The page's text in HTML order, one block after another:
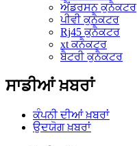
ਐਂਡਰਸਨ ਕੁਨੈਕਟਰ
ਪੀਵੀ ਕੁਨੈਕਟਰ
Rj45 ਕੁਨੈਕਟਰ
xt ਕਨੈਕਟਰ
ਬੈਟਰੀ ਕੁਨੈਕਟਰ
ਸਾਡੀਆਂ ਖ਼ਬਰਾਂ
ਕੰਪਨੀ ਦੀਆਂ ਖ਼ਬਰਾਂ
ਉਦਯੋਗ ਖ਼ਬਰਾਂ